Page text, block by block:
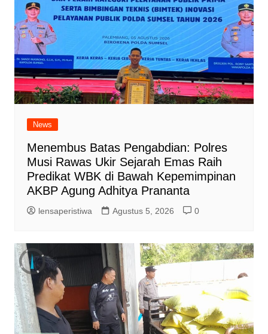
News
Menembus Batas Pengabdian: Polres
Musi Rawas Ukir Sejarah Emas Raih
Predikat WBK di Bawah Kepemimpinan
AKBP Agung Adhitya Prananta
lensaperistiwa Agustus 5, 2026 0